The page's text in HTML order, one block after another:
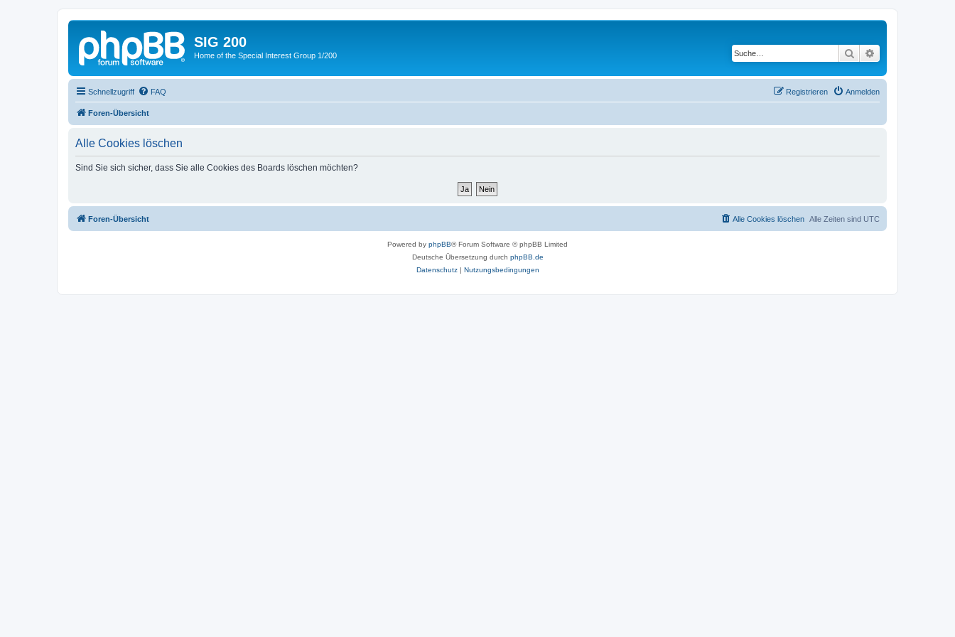
SIG 200
Home of the Special Interest Group 1/200 Suche
Schnellzugriff FAQ Anmelden
Registrieren
Foren-Übersicht
Alle Cookies löschen
Sind Sie sich sicher, dass Sie alle Cookies des Boards löschen möchten?
Foren-Übersicht Alle Zeiten sind UTC
Alle Cookies löschen
Powered by phpBB® Forum Software © phpBB Limited
Deutsche Übersetzung durch phpBB.de
Datenschutz| Nutzungsbedingungen